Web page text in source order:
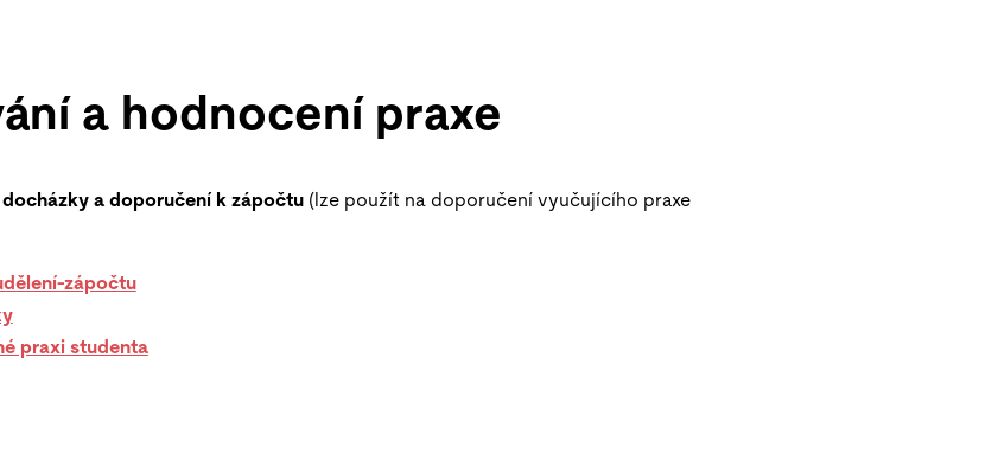
a hodnocení praxe
a doporučení k zápočtu(lze použít na doporučení vyučujícího praxe
zápočtu
praxi studenta